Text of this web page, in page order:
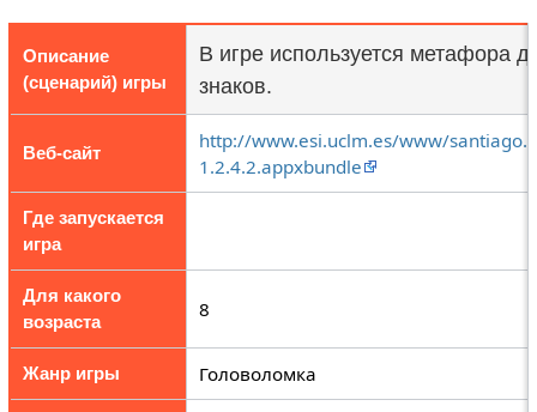
Описание
(сценарий) игры
В игре используется метафора
знаков.
Веб-сайт
http://www.esi.uclm.es/www/
1.2.4.2.appxbundle
Где запускается
игра
Для какого
возраста
8
Жанр игры Головоломка